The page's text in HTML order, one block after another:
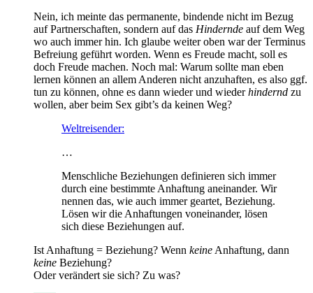
Nein, ich meinte das permanente, bindende nicht im Bezug
auf Partnerschaften, sondern auf das Hindernde auf dem Weg
wo auch immer hin. Ich glaube weiter oben war der Terminus
Befreiung geführt worden. Wenn es Freude macht, soll es
doch Freude machen. Noch mal: Warum sollte man eben
lernen können an allem Anderen nicht anzuhaften, es also ggf.
tun zu können, ohne es dann wieder und wiederhindernd zu
wollen, aber beim Sex gibt’s da keinen Weg?
Weltreisender:
…
Menschliche Beziehungen definieren sich immer
durch eine bestimmte Anhaftung aneinander. Wir
nennen das, wie auch immer geartet, Beziehung.
Lösen wir die Anhaftungen voneinander, lösen
sich diese Beziehungen auf.
Ist Anhaftung = Beziehung? Wenn keine Anhaftung, dann
keine Beziehung?
Oder verändert sie sich? Zu was?